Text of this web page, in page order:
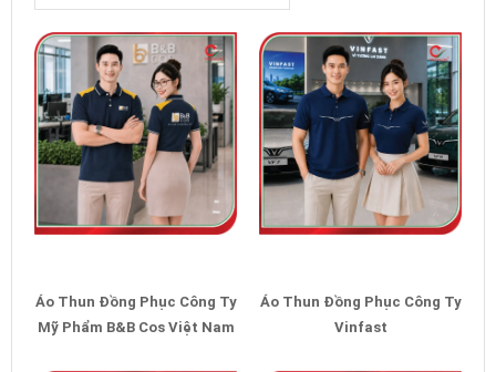
Áo Thun Đồng Phục Công Ty
Mỹ Phẩm B&B Cos Việt Nam
Áo Thun Đồng Phục Công Ty
Vinfast